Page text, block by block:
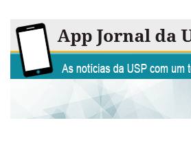
Ouvidoria do Campus
Urgências